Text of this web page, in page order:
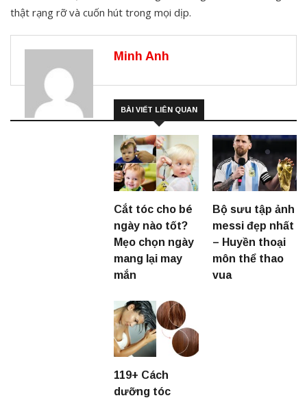
thật rạng rỡ và cuốn hút trong mọi dịp.
Minh Anh
BÀI VIẾT LIÊN QUAN
Cắt tóc cho bé
ngày nào tốt?
Mẹo chọn ngày
mang lại may
mắn
Bộ sưu tập ảnh
messi đẹp nhất
– Huyền thoại
môn thể thao
vua
119+ Cách
dưỡng tóc